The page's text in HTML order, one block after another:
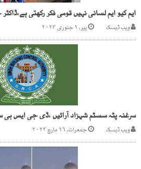
ایم کیو ایم لسانی نہیں قومی فکر رکھتی
ویب ڈیسک پیر, ۱ جنوری ۲۰۲۴
سرغنہ پٹہ سسٹم شہزاد آرائیں ،ڈی جی ایس
ویب ڈیسک جمعرات, ۱۶ مارچ ۲۰۲۳